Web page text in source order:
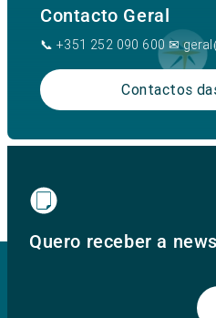
Contacto Geral
📞 +351 252 090 600 ✉
Contactos
Quero receber a